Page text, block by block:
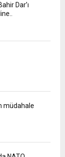
Dar’ı
müdahale